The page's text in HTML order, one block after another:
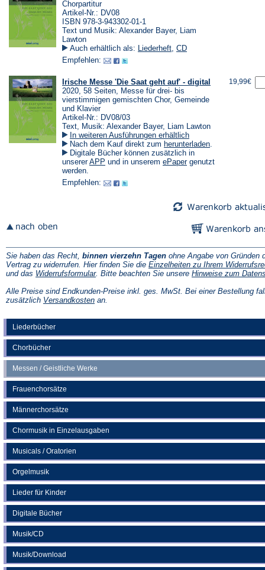
Liederbücher
Chorbücher
Messen / Geistliche Werke
Frauenchorsätze
Männerchorsätze
Chormusik in Einzelausgaben
Musicals / Oratorien
Orgelmusik
Lieder für Kinder
Digitale Bücher
Musik/CD
Musik/Download
Chorpartitur
Artikel-Nr.: DV08
ISBN 978-3-943302-01-1
Text und Musik: Alexander Bayer, Liam
Lawton
Auch erhältlich als: Liederheft, CD
Empfehlen:
Irische Messe 'Die Saat geht auf' - digital
2020, 58 Seiten, Messe für drei- bis
vierstimmigen gemischten Chor, Gemeinde
und Klavier
Artikel-Nr.: DV08/03
Text, Musik: Alexander Bayer, Liam Lawton
In weiteren Ausführungen erhältlich
Nach dem Kauf direkt zum herunterladen(Öffnet
einem
.
Digitale Bücher können zusätzlich in
unsererAPP (Öffnet
neuen
und in unserem ePaper(Öffnet
genutzt
werden.
Empfehlen:
19,99€
Sie haben das Recht, binnen vierzehn Tagen ohne Angabe von Gründen
Vertrag zu widerrufen. Hier finden Sie die Einzelheiten zu Ihrem
und das Widerrufsformular(Öffnet
einem
neuen
. Bitte beachten Sie unsere Hinweise zum
Alle Preise sind Endkunden-Preise inkl. ges. MwSt. Bei einer Bestellung
zusätzlich Versandkosten(Öffnet
an.